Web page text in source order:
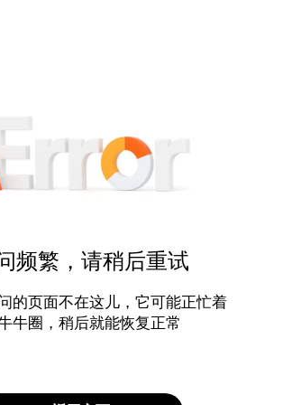
频繁，请稍后重试
的页面不在这儿，它可能正忙着
牛圈，稍后就能恢复正常